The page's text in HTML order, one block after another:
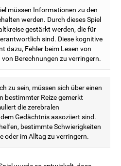
müssen Informationen zu den
werden. Durch dieses Spiel
gestärkt werden, die für
sind. Diese kognitive
dazu, Fehler beim Lesen von
Berechnungen zu verringern.
zu sein, müssen sich über einen
bestimmter Reize gemerkt
die zerebralen
Gedächtnis assoziiert sind.
bestimmte Schwierigkeiten
oder im Alltag zu verringern.